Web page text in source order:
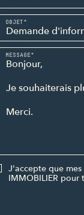
OBJET*
MESSAGE*
J'accepte que
IMMOBILIER